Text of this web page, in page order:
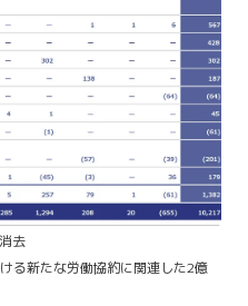
去
る新たな労働協約に関連した2億